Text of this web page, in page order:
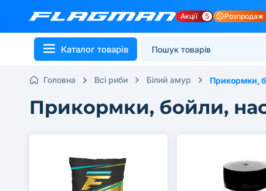
Акції 5 Розпродаж
Каталог товарів
Головна Всі риби Білий амур Прикормки,
Прикормки, бойли,